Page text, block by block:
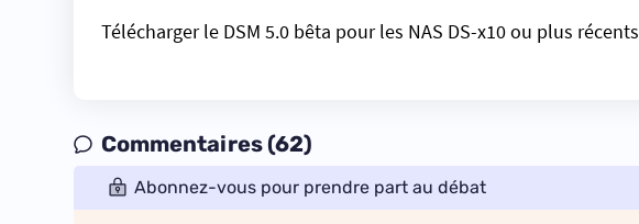
Télécharger le DSM 5.0 bêta pour les NAS DS-x10 ou plus récents
Commentaires (62)
Abonnez-vous pour prendre part au débat